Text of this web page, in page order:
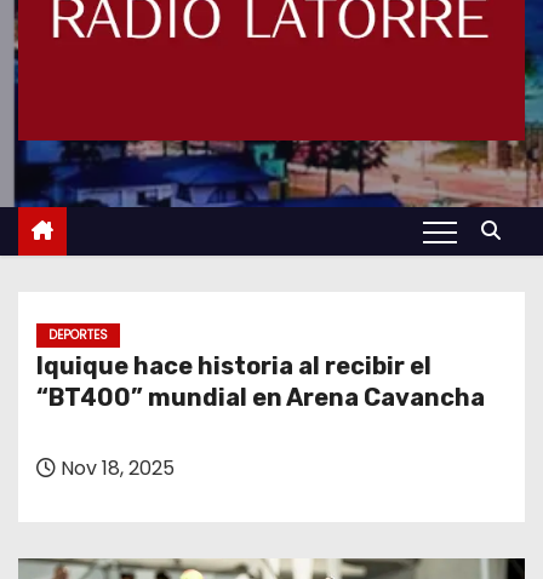
DEPORTES
Iquique hace historia al recibir el
“BT400” mundial en Arena Cavancha
Nov 18, 2025